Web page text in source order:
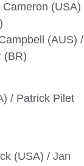
(USA)
(AUS) /
(BR)
/ Patrick Pilet
(USA) / Jan